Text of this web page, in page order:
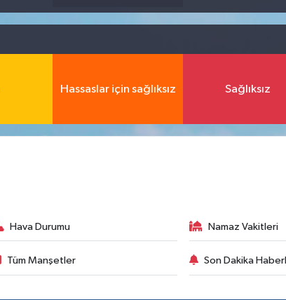
Hassaslar için sağlıksız Sağlıksız
Hava Durumu Namaz Vakitleri
Tüm Manşetler Son Dakika